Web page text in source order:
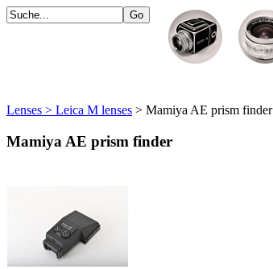
Lenses > Leica M lenses > Mamiya AE prism finder
Mamiya AE prism finder